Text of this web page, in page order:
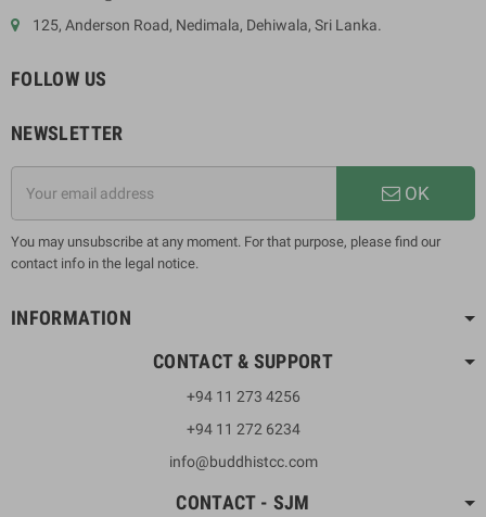
125, Anderson Road, Nedimala, Dehiwala, Sri Lanka.
FOLLOW US
NEWSLETTER
OK
You may unsubscribe at any moment. For that purpose, please find our
contact info in the legal notice.
INFORMATION
CONTACT & SUPPORT
+94 11 273 4256
+94 11 272 6234
info@buddhistcc.com
CONTACT - SJM